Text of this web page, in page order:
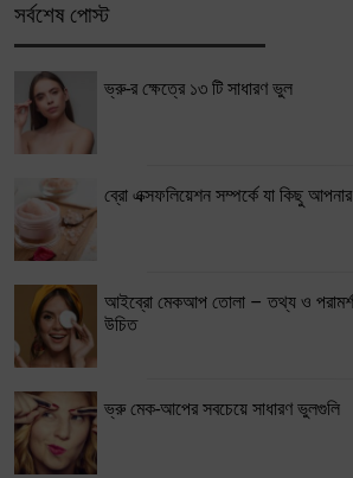
সর্বশেষ পোস্ট
ভ্রু-র ক্ষেত্রে ১৩ টি সাধারণ ভুল
ব্রো এক্সফলিয়েশন সম্পর্কে যা কিছু
আইব্রো মেকআপ তোলা – তথ্য ও
উচিত
ভ্রু মেক-আপের সবচেয়ে সাধারণ ভুলগুলি